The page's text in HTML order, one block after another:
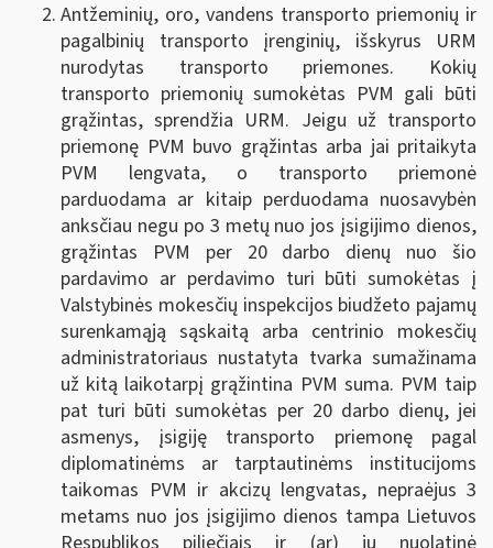
Antžeminių, oro, vandens transporto priemonių ir
pagalbinių transporto įrenginių, išskyrus URM
nurodytas transporto priemones. Kokių
transporto priemonių sumokėtas PVM gali būti
grąžintas, sprendžia URM. Jeigu už transporto
priemonę PVM buvo grąžintas arba jai pritaikyta
PVM lengvata, o transporto priemonė
parduodama ar kitaip perduodama nuosavybėn
anksčiau negu po 3 metų nuo jos įsigijimo dienos,
grąžintas PVM per 20 darbo dienų nuo šio
pardavimo ar perdavimo turi būti sumokėtas į
Valstybinės mokesčių inspekcijos biudžeto pajamų
surenkamąją sąskaitą arba centrinio mokesčių
administratoriaus nustatyta tvarka sumažinama
už kitą laikotarpį grąžintina PVM suma. PVM taip
pat turi būti sumokėtas per 20 darbo dienų, jei
asmenys, įsigiję transporto priemonę pagal
diplomatinėms ar tarptautinėms institucijoms
taikomas PVM ir akcizų lengvatas, nepraėjus 3
metams nuo jos įsigijimo dienos tampa Lietuvos